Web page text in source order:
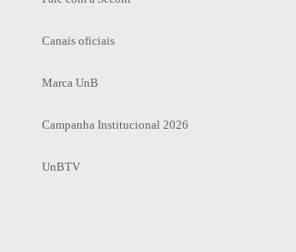
Canais oficiais
Marca UnB
Campanha Institucional 2026
UnBTV